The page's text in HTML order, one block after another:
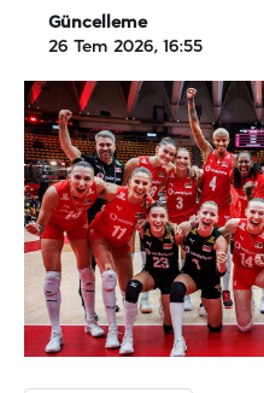
Güncelleme
26 Tem 2026, 16:55